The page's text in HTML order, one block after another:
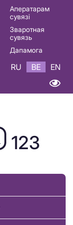
Аператарам
сувязі
Зваротная
сувязь
Дапамога
RU BE EN
123